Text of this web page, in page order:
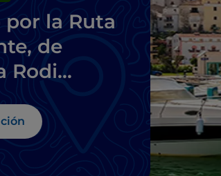
por la Ruta
de
Rodi